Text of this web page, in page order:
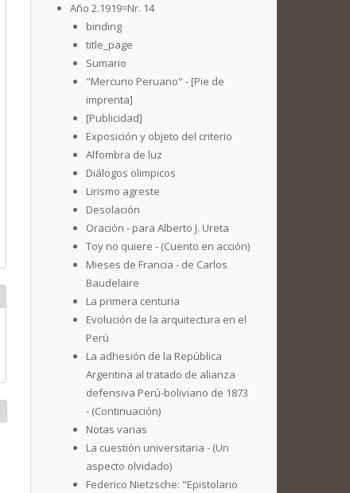
Año 2.1919=Nr. 14
binding
title_page
Sumario
"Mercurio Peruano" - [Pie de
imprenta]
[Publicidad]
Exposición y objeto del criterio
Alfombra de luz
Diálogos olimpicos
Lirismo agreste
Desolación
Oración - para Alberto J. Ureta
Toy no quiere - (Cuento en acción)
Mieses de Francia - de Carlos
Baudelaire
La primera centuria
Evolución de la arquitectura en el
Perú
La adhesión de la República
Argentina al tratado de alianza
defensiva Perú-boliviano de 1873
- (Continuación)
Notas varias
La cuestión universitaria - (Un
aspecto olvidado)
Federico Nietzsche: "Epistolario